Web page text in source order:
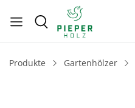
Produkte Gartenhölzer